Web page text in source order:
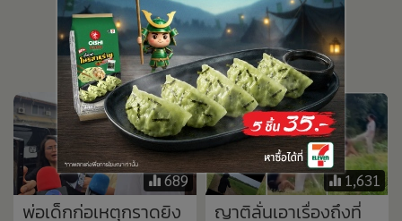
น้ำตาคลอ ยกมือไหว้
“ขอโทษผู้เสียหาย” หลัง
เข้าให้ปากคำเพิ่มเติม
ตำรวจ
สุด!วัยรุ่นหญิงดอย
หล่อ ออกอุบายชวนเด็ก
13 เที่ยว ก่อนรุมสกรัม
ยับ
1,516